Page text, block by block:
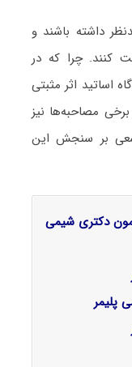
داشته باشند و
کنند. چرا که در
اساتید اثر مثبتی
مصاحبه‌ها نیز
بر سنجش این
دکتری شیمی
پلیمر